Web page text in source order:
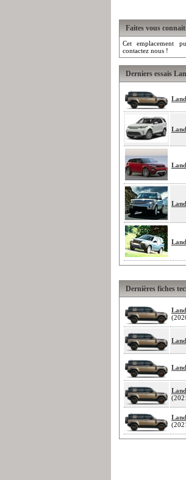
Faites vous
Cet emplacement
contactez nous !
Derniers essais
Dernières fiches